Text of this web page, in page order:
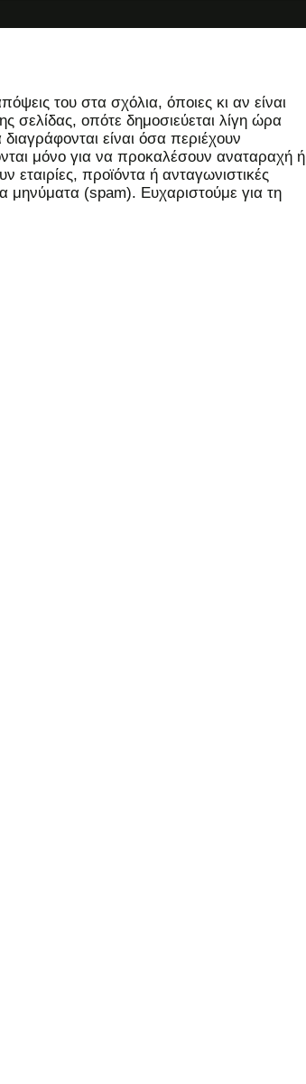
του στα σχόλια, όποιες κι αν είναι
σελίδας, οπότε δημοσιεύεται λίγη ώρα
είναι όσα περιέχουν
μόνο για να προκαλέσουν αναταραχή ή
προϊόντα ή ανταγωνιστικές
μηνύματα (spam). Ευχαριστούμε για τη